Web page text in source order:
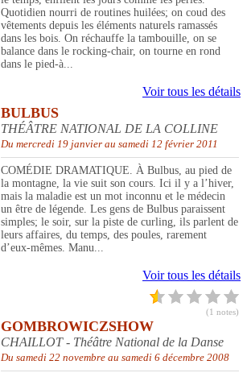
Quotidien nourri de routines huilées; on coud des
vêtements depuis les éléments naturels ramassés
dans les bois. On réchauffe la tambouille, on se
balance dans le rocking-chair, on tourne en rond
dans le pied-à...
Voir tous les détails
BULBUS
THÉÂTRE NATIONAL DE LA COLLINE
Du mercredi 19 janvier au samedi 12 février 2011
COMÉDIE DRAMATIQUE. À Bulbus, au pied de
la montagne, la vie suit son cours. Ici il y a l’hiver,
mais la maladie est un mot inconnu et le médecin
un être de légende. Les gens de Bulbus paraissent
simples; le soir, sur la piste de curling, ils parlent de
leurs affaires, du temps, des poules, rarement
d’eux-mêmes. Manu...
Voir tous les détails
(1 notes)
GOMBROWICZSHOW
CHAILLOT - Théâtre National de la Danse
Du samedi 22 novembre au samedi 6 décembre 2008